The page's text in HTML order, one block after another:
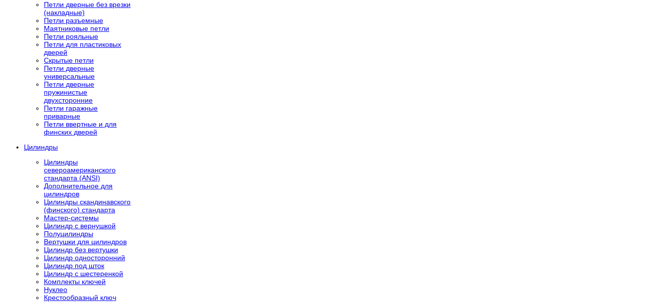
Петли дверные без врезки
(накладные)
Петли разъемные
Маятниковые петли
Петли рояльные
Петли для пластиковых
дверей
Скрытые петли
Петли дверные
универсальные
Петли дверные
пружинистые
двухсторонние
Петли гаражные
приварные
Петли ввертные и для
финских дверей
Цилиндры
Цилиндры
североамериканского
стандарта (ANSI)
Дополнительное для
цилиндров
Цилиндры скандинавского
(финского) стандарта
Мастер-системы
Цилиндр с вернушкой
Полуцилиндры
Вертушки для цилиндров
Цилиндр без вертушки
Цилиндр односторонний
Цилиндр под шток
Цилиндр с шестеренкой
Комплекты ключей
Нуклео
Крестообразный ключ